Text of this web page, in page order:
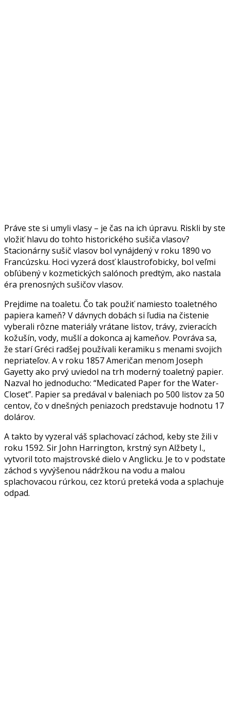
Práve ste si umyli vlasy – je čas na ich úpravu. Riskli by ste
vložiť hlavu do tohto historického sušiča vlasov?
Stacionárny sušič vlasov bol vynájdený v roku 1890 vo
Francúzsku. Hoci vyzerá dosť klaustrofobicky, bol veľmi
obľúbený v kozmetických salónoch predtým, ako nastala
éra prenosných sušičov vlasov.
Prejdime na toaletu. Čo tak použiť namiesto toaletného
papiera kameň? V dávnych dobách si ľudia na čistenie
vyberali rôzne materiály vrátane listov, trávy, zvieracích
kožušín, vody, mušlí a dokonca aj kameňov. Povráva sa,
že starí Gréci radšej používali keramiku s menami svojich
nepriateľov. A v roku 1857 Američan menom Joseph
Gayetty ako prvý uviedol na trh moderný toaletný papier.
Nazval ho jednoducho: “Medicated Paper for the Water-
Closet”. Papier sa predával v baleniach po 500 listov za 50
centov, čo v dnešných peniazoch predstavuje hodnotu 17
dolárov.
A takto by vyzeral váš splachovací záchod, keby ste žili v
roku 1592. Sir John Harrington, krstný syn Alžbety I.,
vytvoril toto majstrovské dielo v Anglicku. Je to v podstate
záchod s vyvýšenou nádržkou na vodu a malou
splachovacou rúrkou, cez ktorú preteká voda a splachuje
odpad.